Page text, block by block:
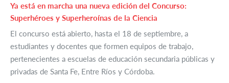
Ya está en marcha una nueva edición del Concurso:
Superhéroes y Superheroínas de la Ciencia
El concurso está abierto, hasta el 18 de septiembre, a
estudiantes y docentes que formen equipos de trabajo,
pertenecientes a escuelas de educación secundaria públicas y
privadas de Santa Fe, Entre Ríos y Córdoba.